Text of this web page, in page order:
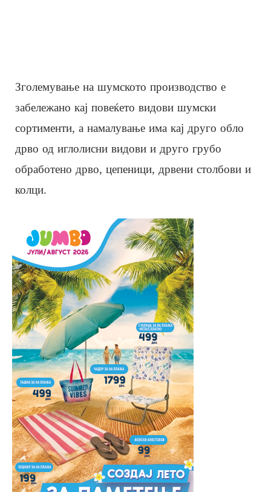
Зголемување на шумското производство е
забележано кај повеќето видови шумски
сортименти, а намалување има кај друго обло
дрво од иглолисни видови и друго грубо
обработено дрво, цепeници, дрвени столбови и
колци.